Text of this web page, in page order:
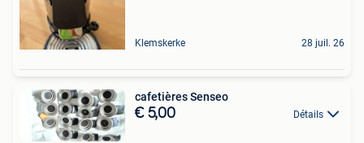
Klemskerke 28 juil. 26
cafetières Senseo
€ 5,00 Détails